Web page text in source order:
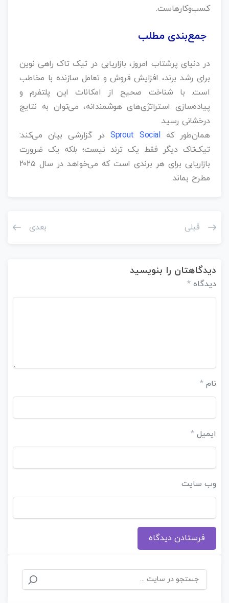
کسب‌وکارهاست.
جمع‌بندی مطلب
در دنیای پرشتاب امروز، بازاریابی در تیک تاک راهی نوین
برای رشد برند، افزایش فروش و تعامل سازنده با مخاطب
است. با شناخت صحیح از امکانات این پلتفرم و
پیاده‌سازی استراتژی‌های هوشمندانه، می‌توان به نتایج
درخشانی رسید.
همان‌طور کهSprout Social در گزارشی بیان می‌کند:
تیک‌تاک دیگر فقط یک ترند نیست؛ بلکه یک ضرورت
بازاریابی برای هر برندی است که می‌خواهد در سال ۲۰۲۵
مطرح بماند.
قبلی بعدی
دیدگاهتان را بنویسید
دیدگاه *
نام *
ایمیل *
وب‌ سایت